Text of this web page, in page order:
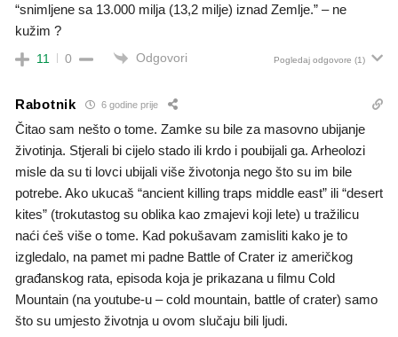
“snimljene sa 13.000 milja (13,2 milje) iznad Zemlje.” – ne
kužim ?
11 0 Odgovori Pogledaj odgovore (1)
Rabotnik 6 godine prije
Čitao sam nešto o tome. Zamke su bile za masovno ubijanje
životinja. Stjerali bi cijelo stado ili krdo i poubijali ga. Arheolozi
misle da su ti lovci ubijali više životonja nego što su im bile
potrebe. Ako ukucaš “ancient killing traps middle east” ili “desert
kites” (trokutastog su oblika kao zmajevi koji lete) u tražilicu
naći ćeš više o tome. Kad pokušavam zamisliti kako je to
izgledalo, na pamet mi padne Battle of Crater iz američkog
građanskog rata, episoda koja je prikazana u filmu Cold
Mountain (na youtube-u – cold mountain, battle of crater) samo
što su umjesto životnja u ovom slučaju bili ljudi.